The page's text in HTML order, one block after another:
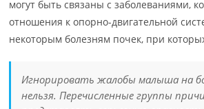
могут быть связаны с заболеваниями,
отношения к опорно-двигательной
некоторым болезням почек, при
Игнорировать жалобы малыша на
нельзя. Перечисленные группы